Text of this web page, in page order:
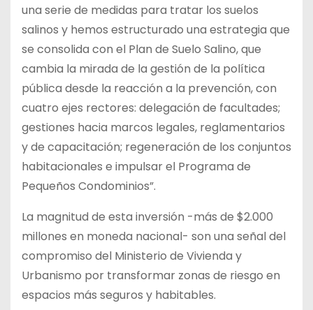
una serie de medidas para tratar los suelos
salinos y hemos estructurado una estrategia que
se consolida con el Plan de Suelo Salino, que
cambia la mirada de la gestión de la política
pública desde la reacción a la prevención, con
cuatro ejes rectores: delegación de facultades;
gestiones hacia marcos legales, reglamentarios
y de capacitación; regeneración de los conjuntos
habitacionales e impulsar el Programa de
Pequeños Condominios”.
La magnitud de esta inversión -más de $2.000
millones en moneda nacional- son una señal del
compromiso del Ministerio de Vivienda y
Urbanismo por transformar zonas de riesgo en
espacios más seguros y habitables.